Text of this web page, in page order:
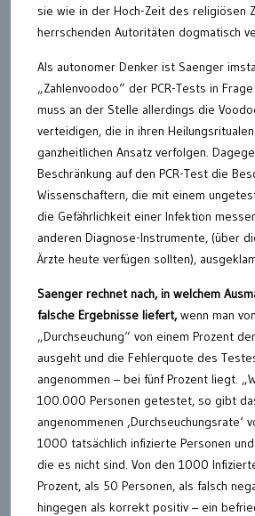
sie wie in der Hoch-Zeit des religiösen
herrschenden Autoritäten dogmatisch
Als autonomer Denker ist Saenger
„Zahlenvoodoo“ der PCR-Tests in
muss an der Stelle allerdings die
verteidigen, die in ihren
ganzheitlichen Ansatz verfolgen.
Beschränkung auf den PCR-Test die
Wissenschaftern, die mit einem
die Gefährlichkeit einer Infektion
anderen Diagnose-Instrumente, (über
Ärzte heute verfügen sollten),
Saenger rechnet nach, in welchem
falsche Ergebnisse liefert,wenn man
„Durchseuchung“ von einem Prozent
ausgeht und die Fehlerquote des
angenommen – bei fünf Prozent liegt.
100.000 Personen getestet, so gibt
angenommenen ‚Durchseuchungsrate‘
1000 tatsächlich infizierte Personen
die es nicht sind. Von den 1000
Prozent, als 50 Personen, als falsch
hingegen als korrekt positiv – ein